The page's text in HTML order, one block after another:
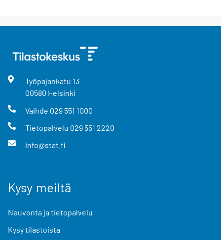
Työpajankatu 13
00580 Helsinki
Vaihde 029 551 1000
Tietopalvelu 029 551 2220
info@stat.fi
Kysy meiltä
Neuvonta ja tietopalvelu
Kysy tilastoista